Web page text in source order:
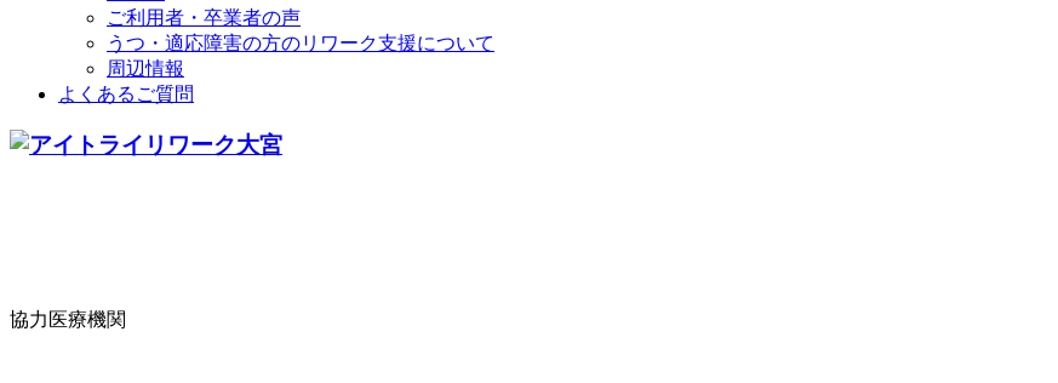
ご利用者・卒業者の声
うつ・適応障害の方のリワーク支援について
周辺情報
よくあるご質問
協力医療機関